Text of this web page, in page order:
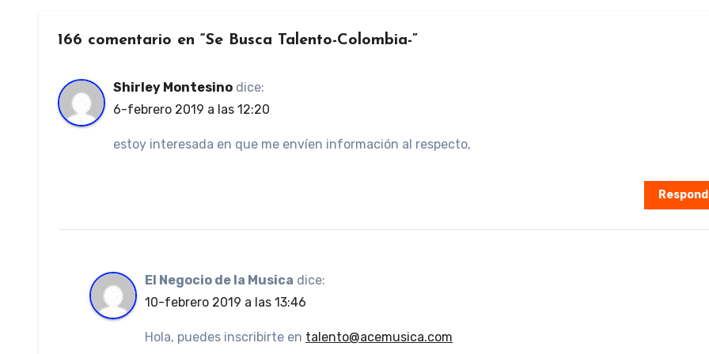
166 comentario en “Se Busca Talento-Colombia-”
Shirley Montesino dice:
6-febrero 2019 a las 12:20
estoy interesada en que me envíen información al respecto,
El Negocio de la Musica dice:
10-febrero 2019 a las 13:46
Hola, puedes inscribirte en talento@acemusica.com